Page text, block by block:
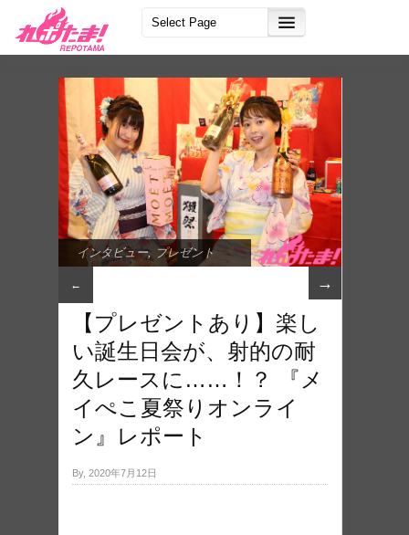
インタビュー, プレゼント
← →
【プレゼントあり】楽し
い誕生日会が、射的の耐
久レースに……！？ 『メ
イぺこ夏祭りオンライ
ン』レポート
By, 2020年7月12日